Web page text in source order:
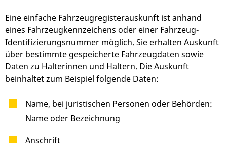
Eine einfache Fahrzeugregisterauskunft ist anhand
eines Fahrzeugkennzeichens oder einer Fahrzeug-
Identifizierungsnummer möglich. Sie erhalten Auskunft
über bestimmte gespeicherte Fahrzeugdaten sowie
Daten zu Halterinnen und Haltern. Die Auskunft
beinhaltet zum Beispiel folgende Daten:
Name, bei juristischen Personen oder Behörden:
Name oder Bezeichnung
Anschrift